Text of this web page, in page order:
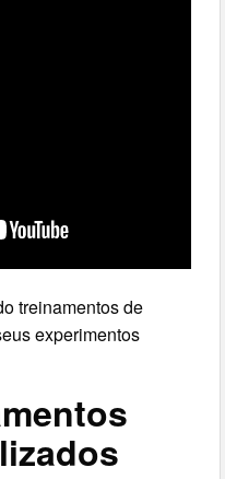
treinamentos de
experimentos